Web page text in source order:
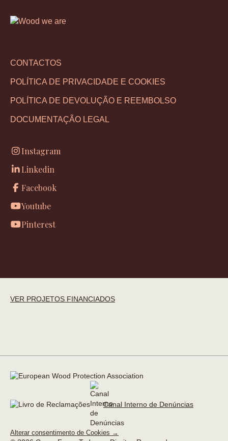
CONTACTOS
POLÍTICA DE PRIVACIDADE E COOKIES
POLÍTICA DE DEVOLUÇÃO E REEMBOLSO
DOCUMENTAÇÃO LEGAL
Instagram
Linkedin
Facebook
Youtube
Pinterest
VER PROJETOS FINANCIADOS
Canal Interno de Denúncias
Alterar consentimento de Cookies →